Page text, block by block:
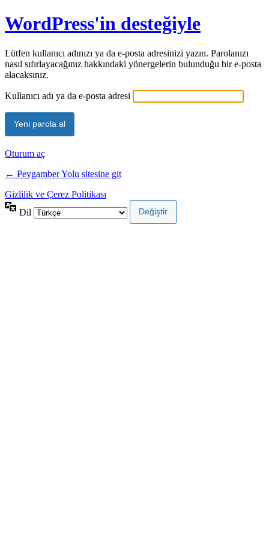
WordPress'in desteğiyle
Lütfen kullanıcı adınızı ya da e-posta adresinizi yazın. Parolanızı
nasıl sıfırlayacağınız hakkındaki yönergelerin bulunduğu bir e-posta
alacaksınız.
Kullanıcı adı ya da e-posta adresi
Oturum aç
← Peygamber Yolu sitesine git
Gizlilik ve Çerez Politikası
Dil